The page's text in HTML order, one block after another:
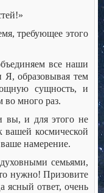
требующее этого
все наши
образовывая тем
сущность, и
во много раз.
вы, и для этого не
вашей космической
намерение.
семьями,
нужно! Призовите
ясный ответ, очень